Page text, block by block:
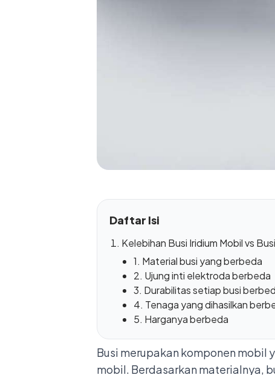
Daftar Isi
Kelebihan Busi Iridium Mobil vs
1. Material busi yang berbeda
2. Ujung inti elektroda berbeda
3. Durabilitas setiap busi
4. Tenaga yang dihasilkan
5. Harganya berbeda
Busi merupakankomponen mobil
mobil. Berdasarkan materialnya,